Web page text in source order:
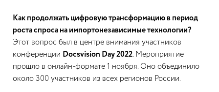
Как продолжать цифровую трансформацию в период
роста спроса на импортонезависимые технологии?
Этот вопрос был в центре внимания участников
конференции Docsvision Day 2022. Мероприятие
прошло в онлайн-формате 1 ноября. Оно объединило
около 300 участников из всех регионов России.